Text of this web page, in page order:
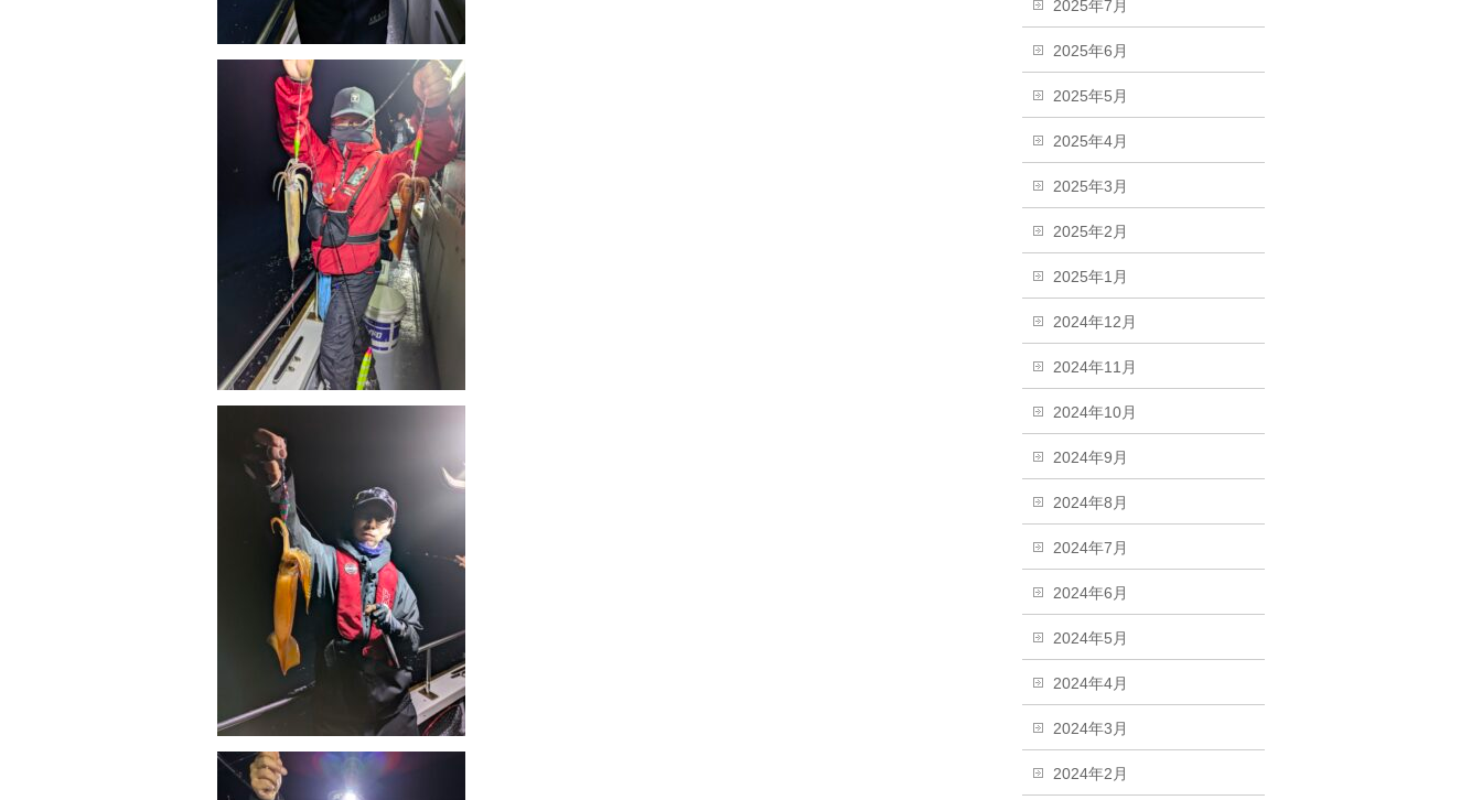
2025年7月
2025年6月
2025年5月
2025年4月
2025年3月
2025年2月
2025年1月
2024年12月
2024年11月
2024年10月
2024年9月
2024年8月
2024年7月
2024年6月
2024年5月
2024年4月
2024年3月
2024年2月